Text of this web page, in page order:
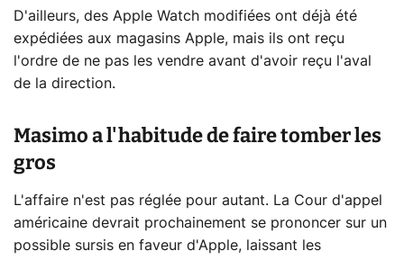
D'ailleurs, des Apple Watch modifiées ont déjà été
expédiées aux magasins Apple, mais ils ont reçu
l'ordre de ne pas les vendre avant d'avoir reçu l'aval
de la direction.
Masimo a l'habitude de faire tomber les
gros
L'affaire n'est pas réglée pour autant. La Cour d'appel
américaine devrait prochainement se prononcer sur un
possible sursis en faveur d'Apple, laissant les